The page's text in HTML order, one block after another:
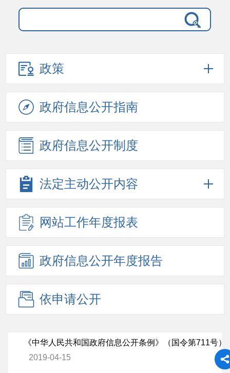
政策
政府信息公开指南
政府信息公开制度
法定主动公开内容
网站工作年度报表
政府信息公开年度报告
依申请公开
《中华人民共和国政府信息公开条例》（国令第711号）
2019-04-15